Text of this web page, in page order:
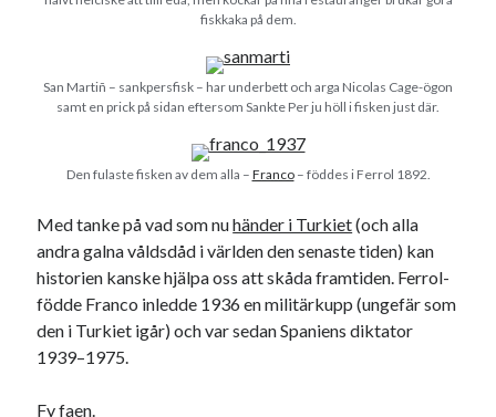
Fantastiskt välformulerad moderecensent
Onödiga citattecken
Dessa har något helt annat gemensamt
En amerikansk språkpolis
Fula biblioteksböcker
Egna länkar
fiskkaka på dem.
San Martiñ – sankpersfisk – har underbett och arga Nicolas Cage-ögon
samt en prick på sidan eftersom Sankte Per ju höll i fisken just där.
Den fulaste fisken av dem alla – Franco– föddes i Ferrol 1892.
Med tanke på vad som nuhänder i Turkiet(och alla
andra galna våldsdåd i världen den senaste tiden) kan
historien kanske hjälpa oss att skåda framtiden. Ferrol-
födde Franco inledde 1936 en militärkupp (ungefär som
den i Turkiet igår) och var sedan Spaniens diktator
1939–1975.
Fy faen.